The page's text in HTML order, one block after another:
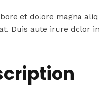
et dolore magna
Duis aute irure dolor